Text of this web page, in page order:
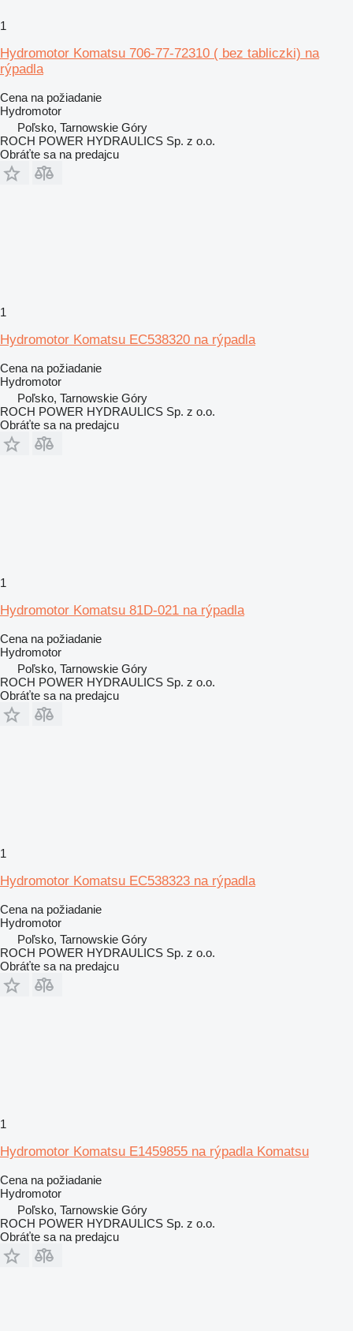
1
Hydromotor Komatsu 706-77-72310 ( bez tabliczki) na
rýpadla
Cena na požiadanie
Hydromotor
Poľsko, Tarnowskie Góry
ROCH POWER HYDRAULICS Sp. z o.o.
Obráťte sa na predajcu
1
Hydromotor Komatsu EC538320 na rýpadla
Cena na požiadanie
Hydromotor
Poľsko, Tarnowskie Góry
ROCH POWER HYDRAULICS Sp. z o.o.
Obráťte sa na predajcu
1
Hydromotor Komatsu 81D-021 na rýpadla
Cena na požiadanie
Hydromotor
Poľsko, Tarnowskie Góry
ROCH POWER HYDRAULICS Sp. z o.o.
Obráťte sa na predajcu
1
Hydromotor Komatsu EC538323 na rýpadla
Cena na požiadanie
Hydromotor
Poľsko, Tarnowskie Góry
ROCH POWER HYDRAULICS Sp. z o.o.
Obráťte sa na predajcu
1
Hydromotor Komatsu E1459855 na rýpadla Komatsu
Cena na požiadanie
Hydromotor
Poľsko, Tarnowskie Góry
ROCH POWER HYDRAULICS Sp. z o.o.
Obráťte sa na predajcu